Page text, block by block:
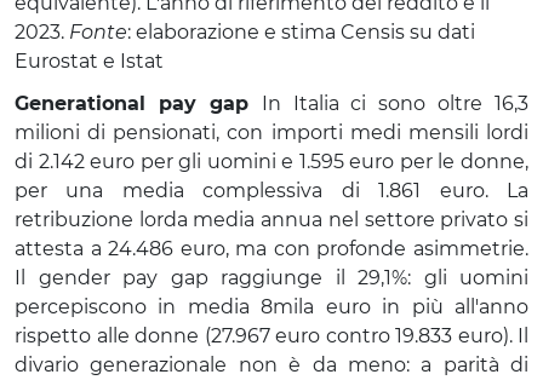
2023. Fonte: elaborazione e stima Censis su dati
Eurostat e Istat
Generational pay gap In Italia ci sono oltre 16,3
milioni di pensionati, con importi medi mensili lordi
di 2.142 euro per gli uomini e 1.595 euro per le donne,
per una media complessiva di 1.861 euro. La
retribuzione lorda media annua nel settore privato si
attesta a 24.486 euro, ma con profonde asimmetrie.
Il gender pay gap raggiunge il 29,1%: gli uomini
percepiscono in media 8mila euro in più all'anno
rispetto alle donne (27.967 euro contro 19.833 euro). Il
divario generazionale non è da meno: a parità di